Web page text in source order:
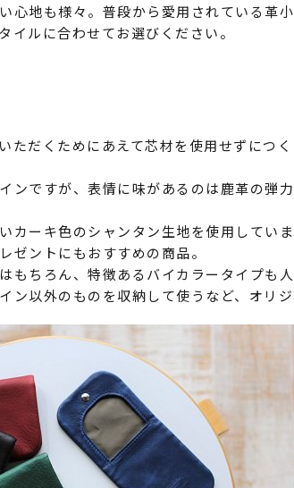
心地も様々。普段から愛用されている革
イルに合わせてお選びください。
ただくためにあえて芯材を使用せずにつ
ンですが、表情に味があるのは鹿革の弾
カーキ色のシャンタン生地を使用してい
ゼントにもおすすめの商品。
もちろん、特徴あるバイカラータイプも人
ン以外のものを収納して使うなど、オリ